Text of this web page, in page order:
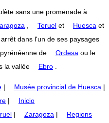
sans une promenade à
Teruel et Huesca et
arrêt dans l'un de ses paysages
de
Ordesa ou le
la vallée Ebro
| Musée provincial de Huesca |
|
Inicio
| Zaragoza |
Regions